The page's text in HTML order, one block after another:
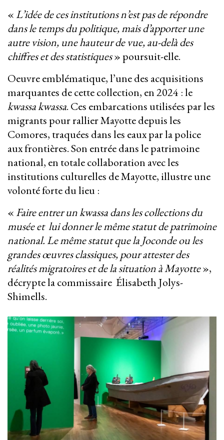
«L’idée de ces institutions n’est pas de répondre
dans le temps du politique, mais d’apporter une
autre vision, une hauteur de vue, au-delà des
chiffres et des statistiques» poursuit-elle.
Oeuvre emblématique, l’une des acquisitions
marquantes de cette collection, en 2024 : le
kwassa kwassa. Ces embarcations utilisées par les
migrants pour rallier Mayotte depuis les
Comores, traquées dans les eaux par la police
aux frontières. Son entrée dans le patrimoine
national, en totale collaboration avec les
institutions culturelles de Mayotte, illustre une
volonté forte du lieu :
« Faire entrer un kwassa dans les collections du
musée et lui donner le même statut de patrimoine
national. Le même statut que la Joconde ou les
grandes œuvres classiques, pour attester des
réalités migratoires et de la situation à Mayotte»,
décrypte la commissaire Élisabeth Jolys-
Shimells.